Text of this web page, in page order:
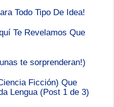
Todo Tipo De Idea!
Te Revelamos Que
te sorprenderan!)
Ficción) Que
Lengua (Post 1 de 3)